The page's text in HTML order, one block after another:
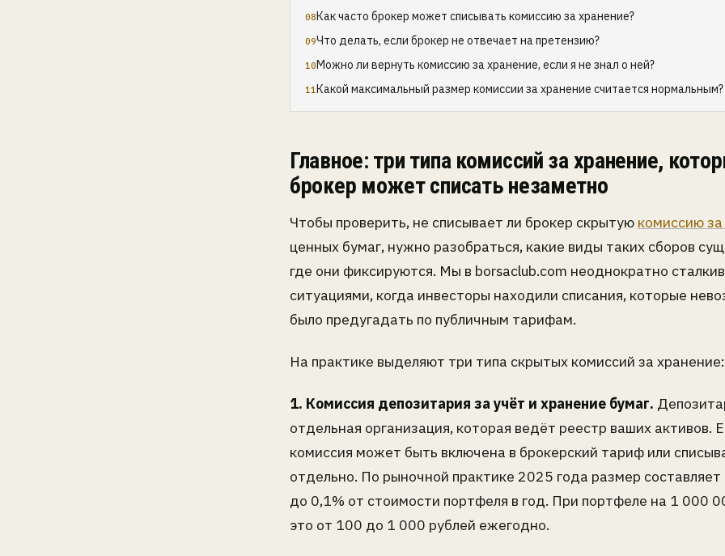
Как часто брокер может списывать комиссию за хранение?
Что делать, если брокер не отвечает на претензию?
Можно ли вернуть комиссию за хранение, если я не знал о ней?
Какой максимальный размер комиссии за хранение считается нормальным?
Главное: три типа комиссий за хранение,
брокер может списать незаметно
Чтобы проверить, не списывает ли брокер скрытую комиссию
ценных бумаг, нужно разобраться, какие виды таких сборов
где они фиксируются. Мы в borsaclub.com неоднократно
ситуациями, когда инвесторы находили списания, которые
было предугадать по публичным тарифам.
На практике выделяют три типа скрытых комиссий за хранение:
1. Комиссия депозитария за учёт и хранение бумаг.
отдельная организация, которая ведёт реестр ваших активов.
комиссия может быть включена в брокерский тариф или
отдельно. По рыночной практике 2025 года размер
до 0,1% от стоимости портфеля в год. При портфеле на 1 000
это от 100 до 1 000 рублей ежегодно.